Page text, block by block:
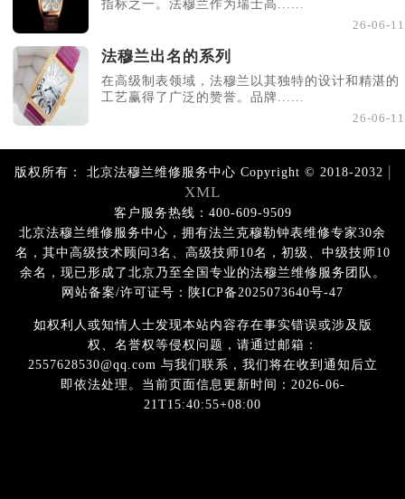
指标之一。法穆兰作为瑞士高......
26-06-11
法穆兰出名的系列
在高级制表领域，法穆兰以其独特的设计和精湛的
工艺赢得了广泛的赞誉。品牌......
26-06-11
版权所有： 北京法穆兰维修服务中心 Copyright © 2018-2032 |
XML
客户服务热线：400-609-9509
北京法穆兰维修服务中心，拥有法兰克穆勒钟表维修专家30余
名，其中高级技术顾问3名、高级技师10名，初级、中级技师10
余名，现已形成了北京乃至全国专业的法穆兰维修服务团队。
网站备案/许可证号：陕ICP备2025073640号-47
如权利人或知情人士发现本站内容存在事实错误或涉及版
权、名誉权等侵权问题，请通过邮箱：
2557628530@qq.com 与我们联系，我们将在收到通知后立
即依法处理。当前页面信息更新时间：2026-06-
21T15:40:55+08:00